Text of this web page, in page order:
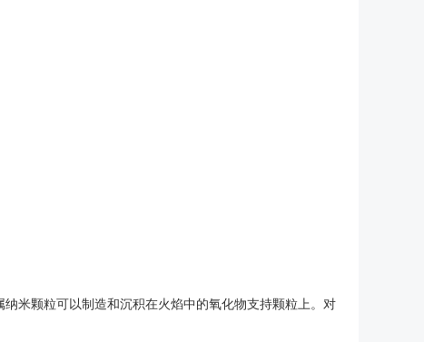
米颗粒可以制造和沉积在火焰中的氧化物支持颗粒上。对